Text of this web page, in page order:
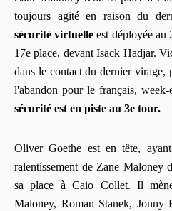
toujours agité en raison du
sécurité virtuelle est déployée au
17e place, devant Isack Hadjar.
dans le contact du dernier
l'abandon pour le français,
sécurité est en piste au 3e tour.
Oliver Goethe est en tête,
ralentissement de Zane Maloney
sa place à Caio Collet. Il
Maloney, Roman Stanek, Jonny